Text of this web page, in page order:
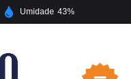
Umidade 43